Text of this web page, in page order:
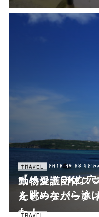
TRAVEL 2018.09.08
【ペットOKな
を眺めながら泳
TRAVEL 2018.07.31 10:29
動物愛護団体ス
んビーチパーテ
た！
TRAVEL